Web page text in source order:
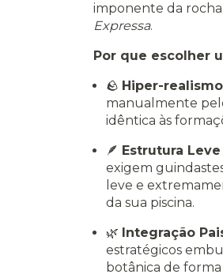
imponente da
Expressa.
Por que escolher
🪨 Hiper-
manualmente
idêntica às
🪶 Estrutura
exigem
leve e
da sua piscina.
🌿 Integração
estratégicos
botânica de forma